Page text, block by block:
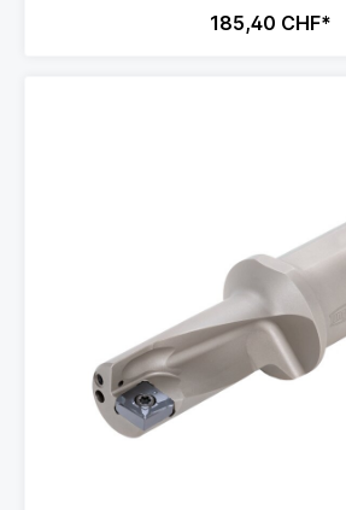
185,40 CHF*